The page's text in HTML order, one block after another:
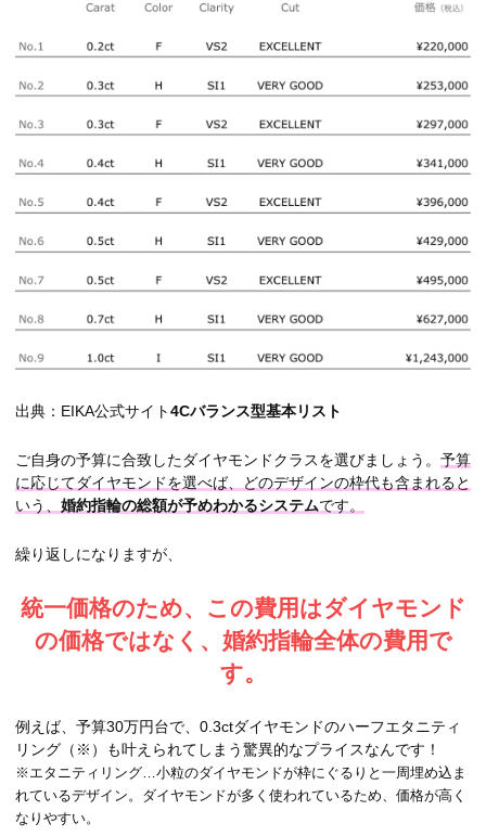
出典：EIKA公式サイト4Cバランス型基本リスト
ご自身の予算に合致したダイヤモンドクラスを選びましょう。 予算
に応じてダイヤモンドを選べば、どのデザインの枠代も含まれると
いう、 婚約指輪の総額が予めわかるシステムです。
繰り返しになりますが、
統一価格のため、この費用はダイヤモンド
の価格ではなく、婚約指輪全体の費用で
す。
例えば、予算30万円台で、0.3ctダイヤモンドのハーフエタニティ
リング（※）も叶えられてしまう驚異的なプライスなんです！
※エタニティリング…小粒のダイヤモンドが枠にぐるりと一周埋め込ま
れているデザイン。ダイヤモンドが多く使われているため、価格が高く
なりやすい。